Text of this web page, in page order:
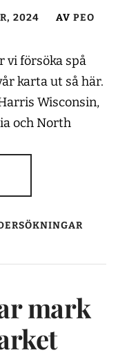
2024 AV PEO
vi försöka spå
karta ut så här.
Wisconsin,
och North
mark